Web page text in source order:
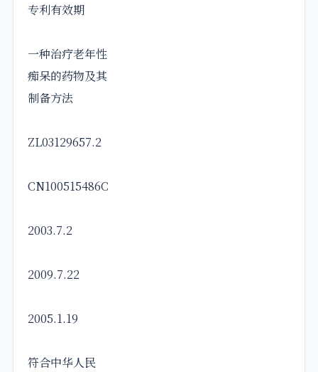
专利有效期
一种治疗老年性
痴呆的药物及其
制备方法
ZL03129657.2
CN100515486C
2003.7.2
2009.7.22
2005.1.19
符合中华人民